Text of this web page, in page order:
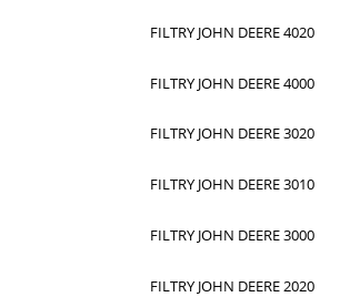
FILTRY JOHN DEERE 4020
FILTRY JOHN DEERE 4000
FILTRY JOHN DEERE 3020
FILTRY JOHN DEERE 3010
FILTRY JOHN DEERE 3000
FILTRY JOHN DEERE 2020